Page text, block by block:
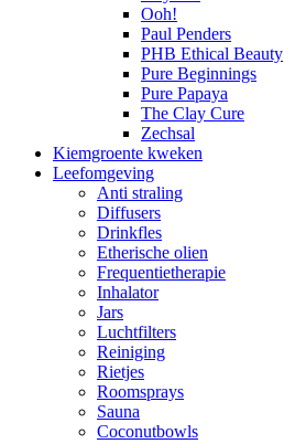
Ooh!
Paul Penders
PHB Ethical Beauty
Pure Beginnings
Pure Papaya
The Clay Cure
Zechsal
Kiemgroente kweken
Leefomgeving
Anti straling
Diffusers
Drinkfles
Etherische olien
Frequentietherapie
Inhalator
Jars
Luchtfilters
Reiniging
Rietjes
Roomsprays
Sauna
Coconutbowls